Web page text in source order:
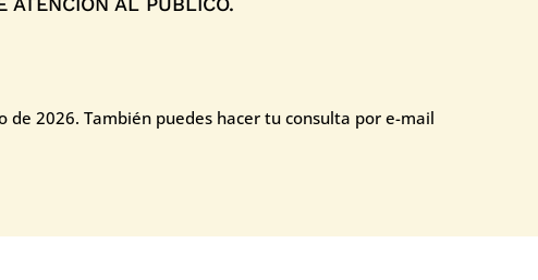
de 2026. También puedes hacer tu consulta por e-mail